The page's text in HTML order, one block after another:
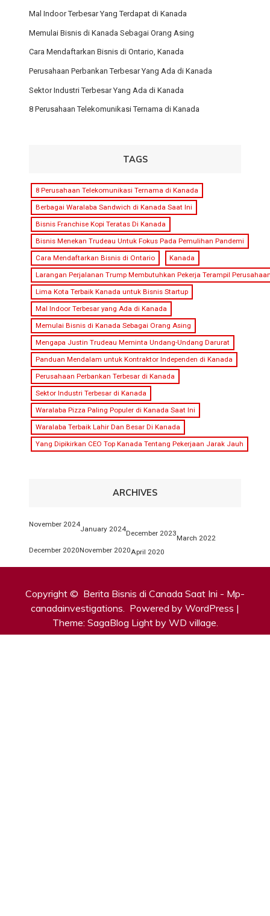
Mal Indoor Terbesar Yang Terdapat di Kanada
Memulai Bisnis di Kanada Sebagai Orang Asing
Cara Mendaftarkan Bisnis di Ontario, Kanada
Perusahaan Perbankan Terbesar Yang Ada di Kanada
Sektor Industri Terbesar Yang Ada di Kanada
8 Perusahaan Telekomunikasi Ternama di Kanada
TAGS
8 Perusahaan Telekomunikasi Ternama di Kanada
Berbagai Waralaba Sandwich di Kanada Saat Ini
Bisnis Franchise Kopi Teratas Di Kanada
Bisnis Menekan Trudeau Untuk Fokus Pada Pemulihan Pandemi
Cara Mendaftarkan Bisnis di Ontario
Kanada
Larangan Perjalanan Trump Membutuhkan Pekerja Terampil
Lima Kota Terbaik Kanada untuk Bisnis Startup
Mal Indoor Terbesar yang Ada di Kanada
Memulai Bisnis di Kanada Sebagai Orang Asing
Mengapa Justin Trudeau Meminta Undang-Undang Darurat
Panduan Mendalam untuk Kontraktor Independen di Kanada
Perusahaan Perbankan Terbesar di Kanada
Sektor Industri Terbesar di Kanada
Waralaba Pizza Paling Populer di Kanada Saat Ini
Waralaba Terbaik Lahir Dan Besar Di Kanada
Yang Dipikirkan CEO Top Kanada Tentang Pekerjaan Jarak Jauh
ARCHIVES
November 2024
January 2024
December 2023
March 2022
December 2020November 2020April 2020
Copyright © Berita Bisnis di Canada Saat Ini - Mp-
canadainvestigations.
Powered by WordPress |
Theme: SagaBlog Lightby WD village.